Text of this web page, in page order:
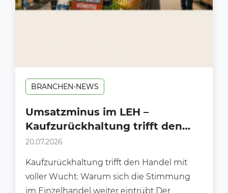
BRANCHEN-NEWS
Umsatzminus im LEH –
Kaufzurückhaltung trifft den
Handel mit voller Wucht!
20.07.2026
Kaufzurückhaltung trifft den Handel mit
voller Wucht: Warum sich die Stimmung
im Einzelhandel weiter eintrübt Der